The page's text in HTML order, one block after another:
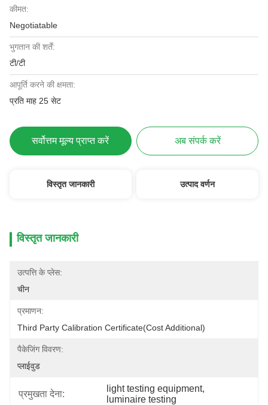
कीमत:
Negotiatable
भुगतान की शर्तें:
टी/टी
आपूर्ति करने की क्षमता:
प्रति माह 25 सेट
सर्वोत्तम मूल्य प्राप्त करें अब संपर्क करें
विस्तृत जानकारी उत्पाद वर्णन
विस्तृत जानकारी
उत्पत्ति के प्लेस:
चीन
प्रमाणन:
Third Party Calibration Certificate(cost Additional)
पैकेजिंग विवरण:
प्लाईवुड
प्रमुखता देना:
light testing equipment,
luminaire testing